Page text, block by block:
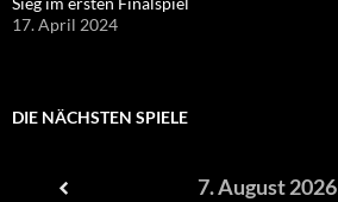
17. April 2024
DIE NÄCHSTEN SPIELE
7. August 2026